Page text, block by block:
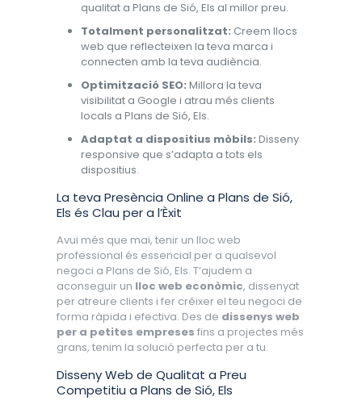
qualitat a Plans de Sió, Els al millor preu.
Totalment personalitzat: Creem llocs
web que reflecteixen la teva marca i
connecten amb la teva audiència.
Optimització SEO: Millora la teva
visibilitat a Google i atrau més clients
locals a Plans de Sió, Els.
Adaptat a dispositius mòbils: Disseny
responsive que s’adapta a tots els
dispositius.
La teva Presència Online a Plans de Sió,
Els és Clau per a l’Èxit
Avui més que mai, tenir un lloc web
professional és essencial per a qualsevol
negoci a Plans de Sió, Els. T’ajudem a
aconseguir un lloc web econòmic, dissenyat
per atreure clients i fer créixer el teu negoci de
forma ràpida i efectiva. Des de dissenys web
per a petites empreses fins a projectes més
grans, tenim la solució perfecta per a tu.
Disseny Web de Qualitat a Preu
Competitiu a Plans de Sió, Els